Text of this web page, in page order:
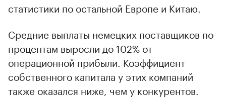
статистики по остальной Европе и Китаю.
Средние выплаты немецких поставщиков по
процентам выросли до 102% от
операционной прибыли. Коэффициент
собственного капитала у этих компаний
также оказался ниже, чем у конкурентов.